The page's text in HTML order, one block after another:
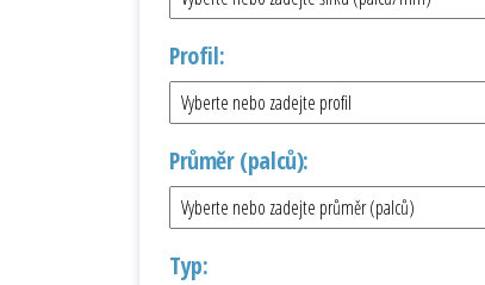
Profil:
Průměr (palců):
Typ: